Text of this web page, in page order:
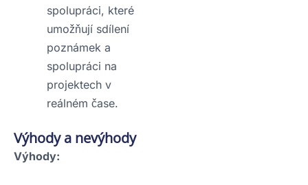
spolupráci, které
umožňují sdílení
poznámek a
spolupráci na
projektech v
reálném čase.
Výhody a nevýhody
Výhody: